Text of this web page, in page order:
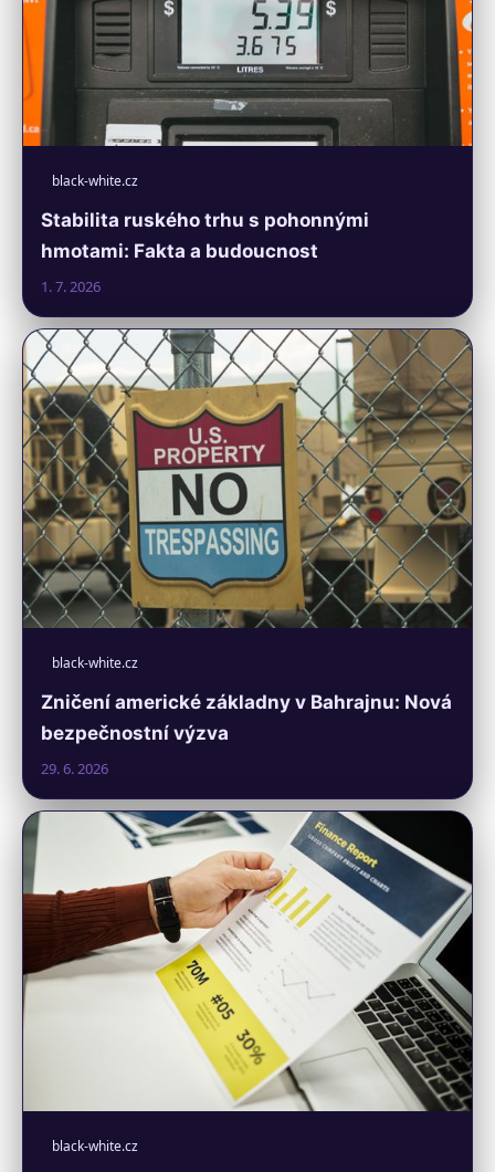
black-white.cz
Stabilita ruského trhu s pohonnými
hmotami: Fakta a budoucnost
1. 7. 2026
black-white.cz
Zničení americké základny v Bahrajnu: Nová
bezpečnostní výzva
29. 6. 2026
black-white.cz